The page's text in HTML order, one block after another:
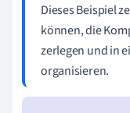
Dieses Beispiel
können, die
zerlegen und in
organisieren.